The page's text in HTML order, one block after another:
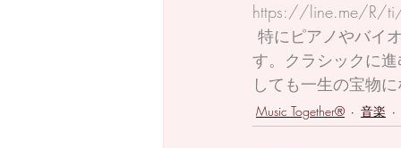
https://line.me/R/
す。クラシックに
しても一生の宝物
Music Together® 音楽